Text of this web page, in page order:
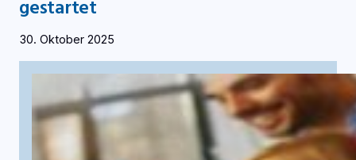
gestartet
30. Oktober 2025